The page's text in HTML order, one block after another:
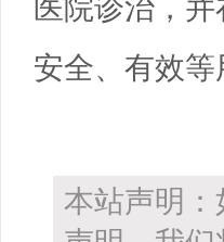
医院诊治，
安全、有效
本站声明